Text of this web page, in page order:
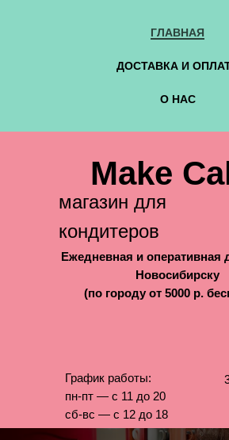
ГЛАВНАЯ
ДОСТАВКА И
О НАС
Make
магазин для
кондитеров
График работы:
пн-пт — с 11 до 20
сб-вс — с 12 до 18
Ежедневная и оперативная
Новосибирску
(по городу от 5000 р.